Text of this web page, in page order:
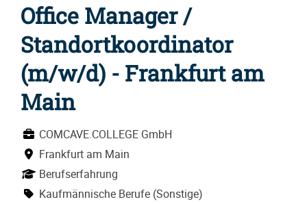
Office Manager /
Standortkoordinator
(m/w/d) - Frankfurt am
Main
COMCAVE.COLLEGE GmbH
Frankfurt am Main
Berufserfahrung
Kaufmännische Berufe (Sonstige)